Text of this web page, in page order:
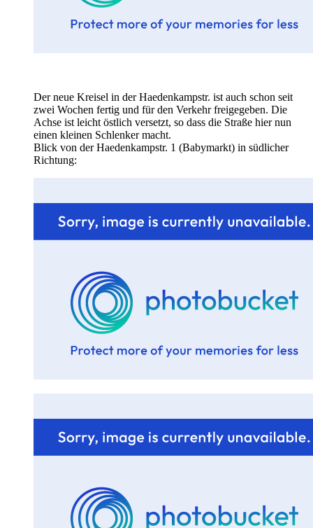
Der neue Kreisel in der Haedenkampstr. ist auch schon seit
zwei Wochen fertig und für den Verkehr freigegeben. Die
Achse ist leicht östlich versetzt, so dass die Straße hier nun
einen kleinen Schlenker macht.
Blick von der Haedenkampstr. 1 (Babymarkt) in südlicher
Richtung: